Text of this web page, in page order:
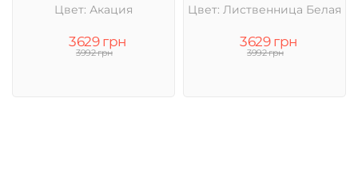
Цвет: Акация
3629 грн
3992 грн
Цвет: Лиственница Белая
3629 грн
3992 грн